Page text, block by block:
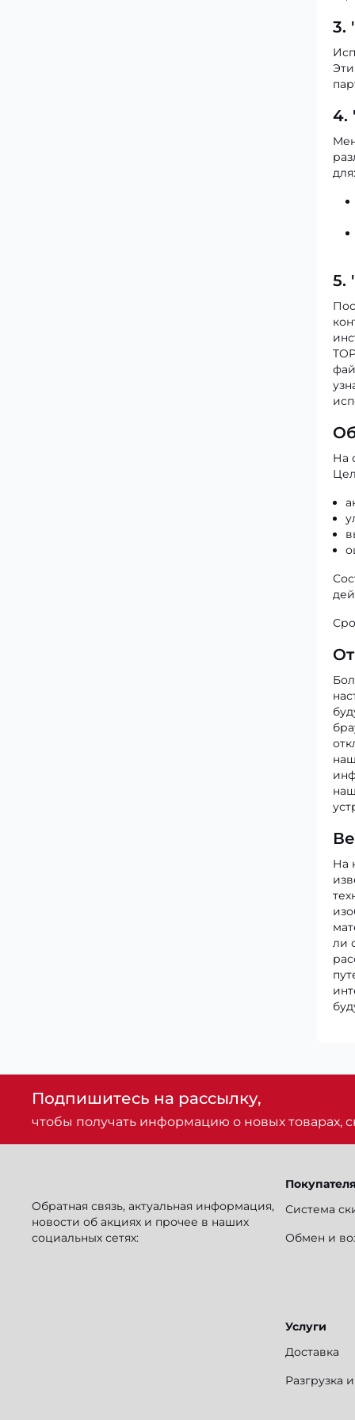
3.
4.
для:
5.
На
На
ли
Подпишитесь на рассылку,
чтобы получать информацию о новых товарах,
Обратная связь, актуальная информация,
новости об акциях и прочее в наших
социальных сетях:
Система
Обмен и
Услуги
Доставка
Разгрузка